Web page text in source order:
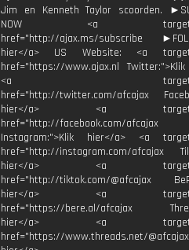
Jim en Kenneth Taylor scoorden.
NOW <a
href="http://ajax.ms/subscribe
hier</a> US Website: <a
href="https://www.ajax.nl
<a
href="http://twitter.com/afcajax
hier</a> <a
href="http://facebook.com/afcajax
Instagram:">Klik hier</a> <a
href="http://instagram.com/afcajax
hier</a> <a
href="http://tiktok.com/@afcajax
hier</a> <a
href="https://bere.al/afcajax
hier</a> <a
href="https://www.threads.net/